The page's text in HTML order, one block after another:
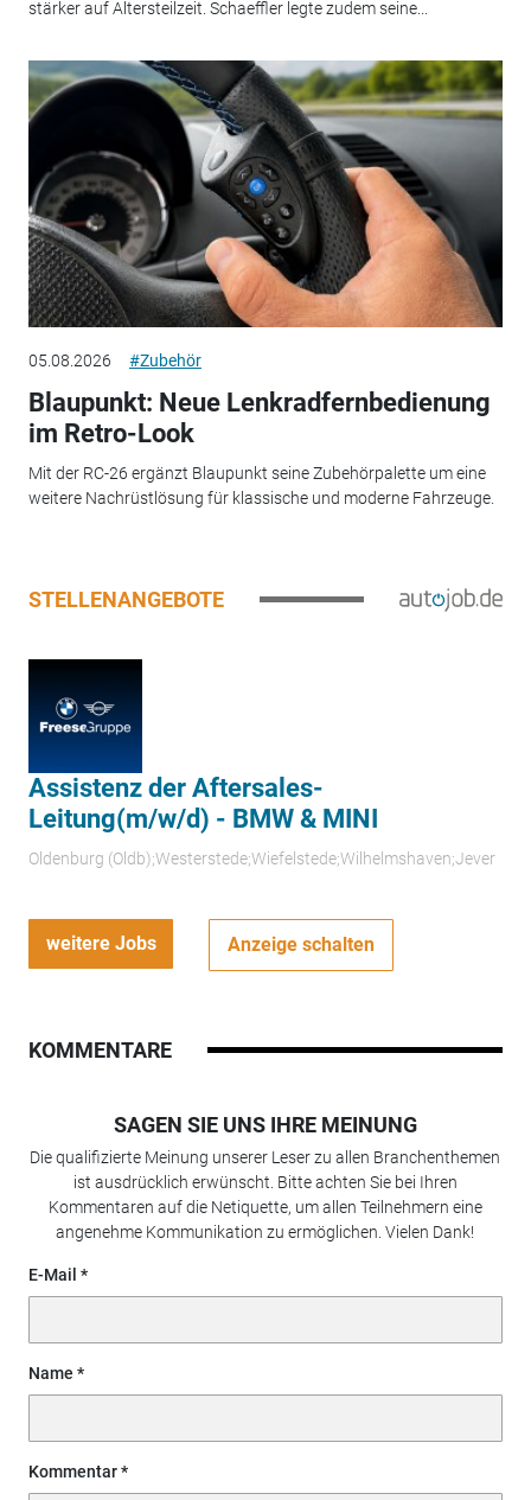
stärker auf Altersteilzeit. Schaeffler legte zudem seine...
05.08.2026 #Zubehör
Blaupunkt: Neue Lenkradfernbedienung
im Retro-Look
Mit der RC-26 ergänzt Blaupunkt seine Zubehörpalette um eine
weitere Nachrüstlösung für klassische und moderne Fahrzeuge.
STELLENANGEBOTE
Assistenz der Aftersales-
Leitung(m/w/d) - BMW & MINI
Oldenburg (Oldb);Westerstede;Wiefelstede;Wilhelmshaven;Jever
weitere Jobs Anzeige schalten
KOMMENTARE
SAGEN SIE UNS IHRE MEINUNG
Die qualifizierte Meinung unserer Leser zu allen Branchenthemen
ist ausdrücklich erwünscht. Bitte achten Sie bei Ihren
Kommentaren auf die Netiquette, um allen Teilnehmern eine
angenehme Kommunikation zu ermöglichen. Vielen Dank!
E-Mail
Name
Kommentar